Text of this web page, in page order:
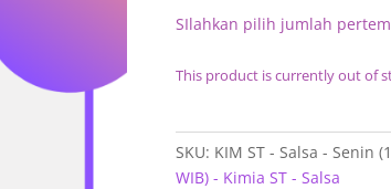
SIlahkan pilih jumlah
This product is currently out of
SKU: KIM ST - Salsa - Senin
WIB) - Kimia ST - Salsa